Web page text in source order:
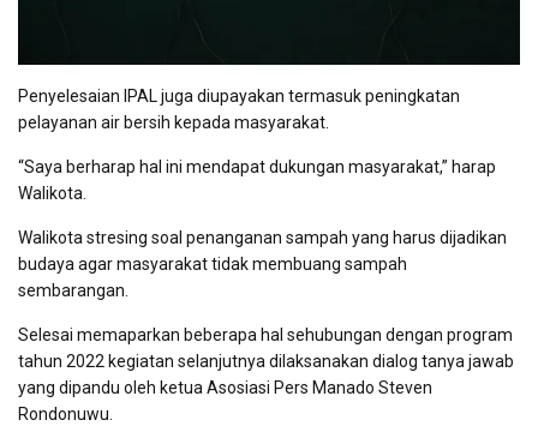
Penyelesaian IPAL juga diupayakan termasuk peningkatan
pelayanan air bersih kepada masyarakat.
“Saya berharap hal ini mendapat dukungan masyarakat,” harap
Walikota.
Walikota stresing soal penanganan sampah yang harus dijadikan
budaya agar masyarakat tidak membuang sampah
sembarangan.
Selesai memaparkan beberapa hal sehubungan dengan program
tahun 2022 kegiatan selanjutnya dilaksanakan dialog tanya jawab
yang dipandu oleh ketua Asosiasi Pers Manado Steven
Rondonuwu.